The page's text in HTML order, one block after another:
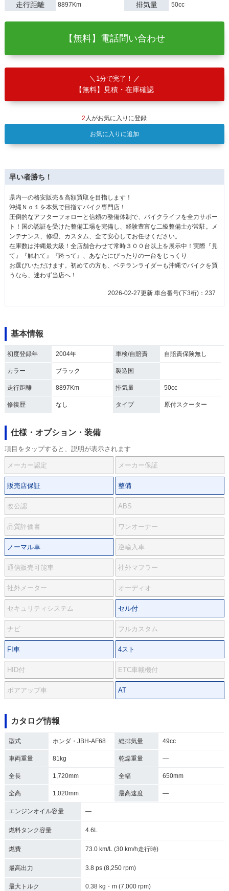
走行距離 8897Km 排気量 50cc
【無料】電話問い合わせ
1分で完了！
【無料】見積・在庫確認
2 人がお気に入りに登録
お気に入りに追加
早い者勝ち！
県内一の格安販売＆高額買取を目指します！
沖縄Ｎｏ１を本気で目指すバイク専門店！
圧倒的なアフターフォローと信頼の整備体制で、バイクライフを全力サポー
ト！国の認証を受けた整備工場を完備し、経験豊富な二級整備士が常駐。メ
ンテナンス、修理、カスタム、全て安心してお任せください。
在庫数は沖縄最大級！全店舗合わせて常時３００台以上を展示中！実際『見
て』『触れて』『跨って』、あなたにぴったりの一台をじっくり
お選びいただけます。初めての方も、ベテランライダーも沖縄でバイクを買
うなら、迷わず当店へ！
2026-02-27更新 車台番号(下3桁)：237
基本情報
初度登録年 2004年 車検/自賠責 自賠責保険無し
カラー ブラック 製造国
走行距離 8897Km 排気量 50cc
修復歴 なし タイプ 原付スクーター
仕様・オプション・装備
項目をタップすると、説明が表示されます
メーカー認定 メーカー保証
販売店保証 整備
改公認 ABS
品質評価書 ワンオーナー
ノーマル車 逆輸入車
通信販売可能車 社外マフラー
社外メーター オーディオ
セキュリティシステム セル付
ナビ フルカスタム
FI車 4スト
HID付 ETC車載機付
ボアアップ車 AT
カタログ情報
型式 ホンダ・JBH-AF68 総排気量 49cc
車両重量 81kg 乾燥重量 ―
全長 1,720mm 全幅 650mm
全高 1,020mm 最高速度 ―
エンジンオイル容量 ―
燃料タンク容量 4.6L
燃費 73.0 km/L (30 km/h走行時)
最高出力 3.8 ps (8,250 rpm)
最大トルク 0.38 kg・m (7,000 rpm)